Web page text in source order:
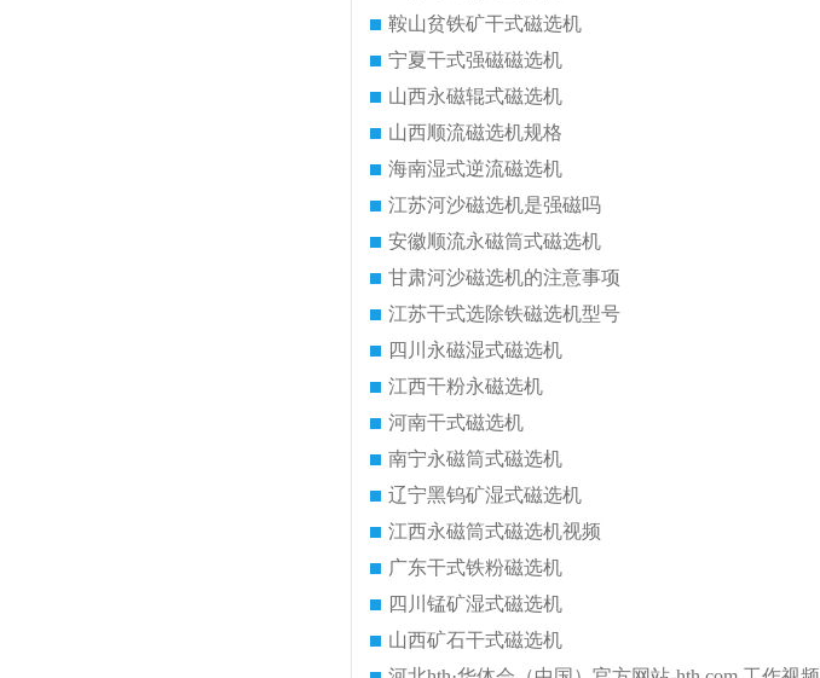
鞍山贫铁矿干式磁选机
宁夏干式强磁磁选机
山西永磁辊式磁选机
山西顺流磁选机规格
海南湿式逆流磁选机
江苏河沙磁选机是强磁吗
安徽顺流永磁筒式磁选机
甘肃河沙磁选机的注意事项
江苏干式选除铁磁选机型号
四川永磁湿式磁选机
江西干粉永磁选机
河南干式磁选机
南宁永磁筒式磁选机
辽宁黑钨矿湿式磁选机
江西永磁筒式磁选机视频
广东干式铁粉磁选机
四川锰矿湿式磁选机
山西矿石干式磁选机